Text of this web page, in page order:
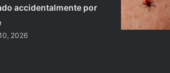
accidentalmente por
2026